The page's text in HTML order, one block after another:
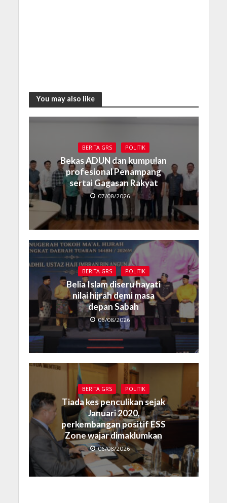
You may also like
BERITA GRS POLITIK
Bekas ADUN dan kumpulan
profesional Penampang
sertai Gagasan Rakyat
07/08/2026
BERITA GRS POLITIK
Belia Islam diseru hayati
nilai hijrah demi masa
depan Sabah
06/08/2026
BERITA GRS POLITIK
Tiada kes penculikan sejak
Januari 2020,
perkembangan positif ESS
Zone wajar dimaklumkan
06/08/2026